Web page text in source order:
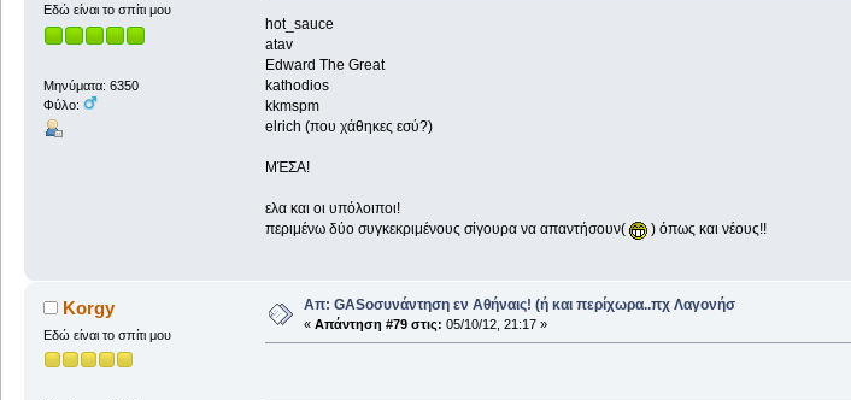
Εδώ είναι το σπίτι μου
Μηνύματα: 6350
Φύλο:
hot_sauce
atav
Edward The Great
kathodios
kkmspm
elrich (που χάθηκες εσύ?)
ΜΈΣΑ!
ελα και οι υπόλοιποι!
περιμένω δύο συγκεκριμένους σίγουρα να απαντήσουν(
) όπως και νέους!!
Korgy
Εδώ είναι το σπίτι μου
Απ: GASοσυνάντηση εν Αθήναις! (ή και περίχωρα..πχ Λαγονήσ
« Απάντηση #79 στις: 05/10/12, 21:17 »